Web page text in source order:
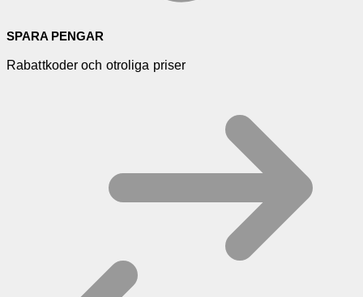
SPARA PENGAR
Rabattkoder och otroliga priser